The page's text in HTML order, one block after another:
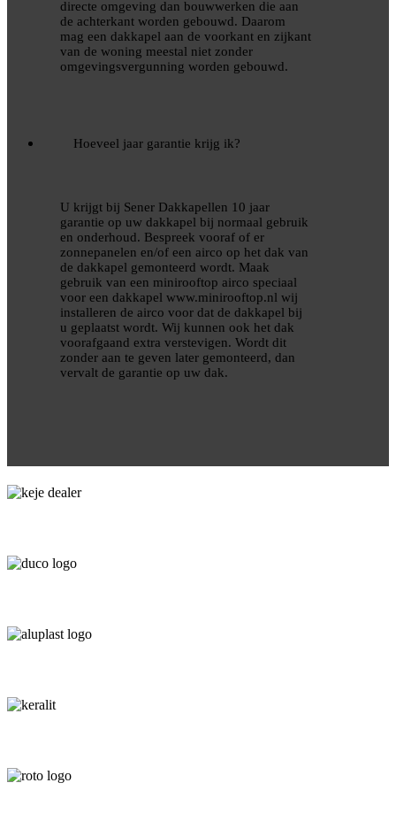
directe omgeving dan bouwwerken die aan
de achterkant worden gebouwd. Daarom
mag een dakkapel aan de voorkant en zijkant
van de woning meestal niet zonder
omgevingsvergunning worden gebouwd.
Hoeveel jaar garantie krijg ik?
U krijgt bij Sener Dakkapellen 10 jaar
garantie op uw dakkapel bij normaal gebruik
en onderhoud. Bespreek vooraf of er
zonnepanelen en/of een airco op het dak van
de dakkapel gemonteerd wordt. Maak
gebruik van een minirooftop airco speciaal
voor een dakkapel www.minirooftop.nl wij
installeren de airco voor dat de dakkapel bij
u geplaatst wordt. Wij kunnen ook het dak
voorafgaand extra verstevigen. Wordt dit
zonder aan te geven later gemonteerd, dan
vervalt de garantie op uw dak.